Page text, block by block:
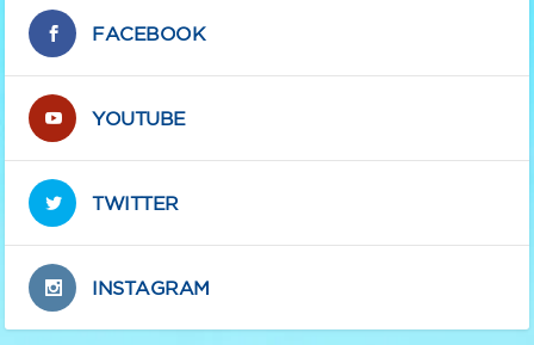
FACEBOOK
YOUTUBE
TWITTER
INSTAGRAM